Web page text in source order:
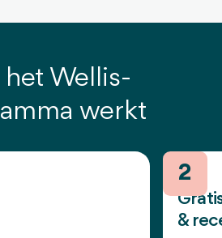
het Wellis-
werkt
&
2